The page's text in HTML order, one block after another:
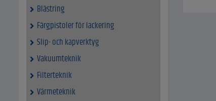
Blästring
Färgpistoler för lackering
Slip- och kapverktyg
Vakuumteknik
Filterteknik
Värmeteknik